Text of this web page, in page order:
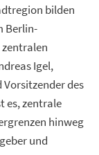
bilden
Berlin-
zentralen
Igel,
des
es, zentrale
hinweg
und